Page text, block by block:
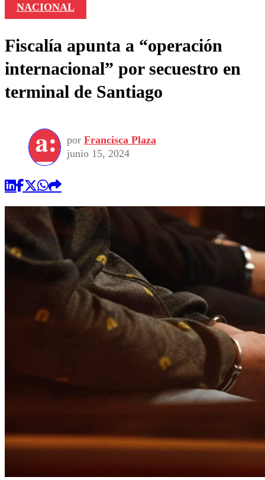
NACIONAL
Fiscalía apunta a “operación
internacional” por secuestro en
terminal de Santiago
por Francisca Plaza
junio 15, 2024